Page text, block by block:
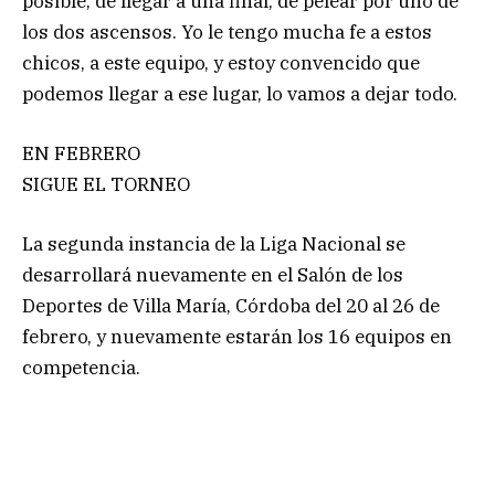
los dos ascensos. Yo le tengo mucha fe a estos
chicos, a este equipo, y estoy convencido que
podemos llegar a ese lugar, lo vamos a dejar todo.
EN FEBRERO
SIGUE EL TORNEO
La segunda instancia de la Liga Nacional se
desarrollará nuevamente en el Salón de los
Deportes de Villa María, Córdoba del 20 al 26 de
febrero, y nuevamente estarán los 16 equipos en
competencia.